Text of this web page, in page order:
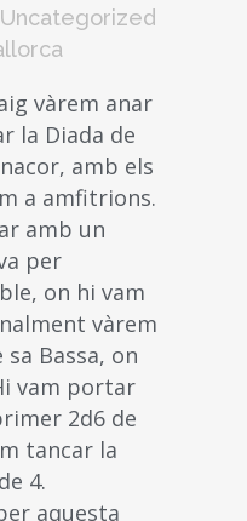
Uncategorized
vàrem anar
la Diada de
amb els
a amfitrions.
amb un
per
on hi vam
vàrem
Bassa, on
vam portar
2d6 de
tancar la
4.
aquesta